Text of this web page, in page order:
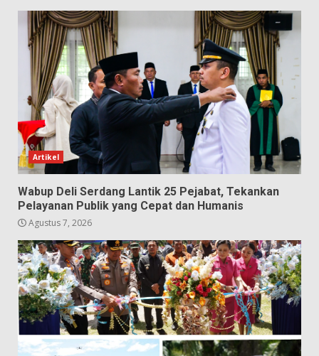
Artikel
Wabup Deli Serdang Lantik 25 Pejabat, Tekankan
Pelayanan Publik yang Cepat dan Humanis
Agustus 7, 2026